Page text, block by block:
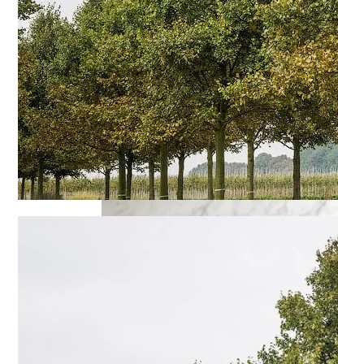
Ученые Назвали Новую
Як Збільшити Продуктивність IPad
Google Вновь Привлекут К